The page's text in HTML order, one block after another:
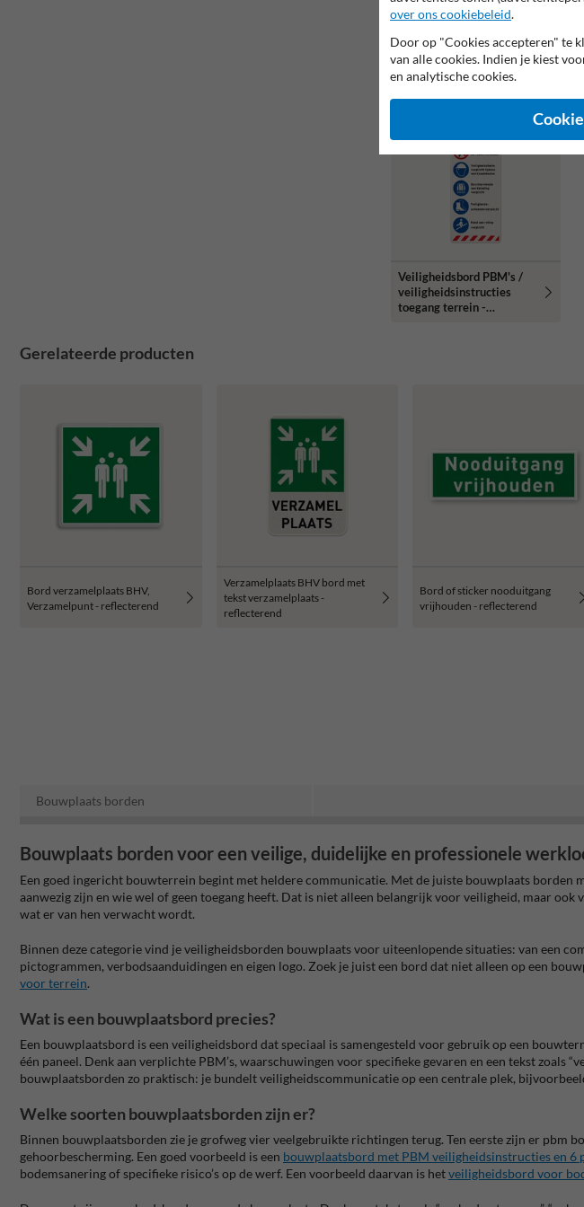
PBM en 6 pictogrammen
Veiligheidsbord PBM's /
veiligheidsinstructies
toegang terrein -
Gerelateerde producten
Bord verzamelplaats BHV,
Verzamelpunt - reflecterend
Verzamelplaats BHV bord met
tekst verzamelplaats -
reflecterend
Bord of sticker nooduitgang
vrijhouden - reflecterend
Bouwplaats borden
Bouwplaats borden voor een veilige, duidelijke en professionele
Een goed ingericht bouwterrein begint met heldere communicatie. Met de juiste bouwplaats
aanwezig zijn en wie wel of geen toegang heeft. Dat is niet alleen belangrijk voor veiligheid, maar
wat er van hen verwacht wordt.
Binnen deze categorie vind je veiligheidsborden bouwplaats voor uiteenlopende situaties: van een
pictogrammen, verbodsaanduidingen en eigen logo. Zoek je juist een bord dat niet alleen op een
voor terrein.
Wat is een bouwplaatsbord precies?
Een bouwplaatsbord is een veiligheidsbord dat speciaal is samengesteld voor gebruik op een
één paneel. Denk aan verplichte PBM’s, waarschuwingen voor specifieke gevaren en een tekst zoals
bouwplaatsborden zo praktisch: je bundelt veiligheidscommunicatie op een centrale plek,
Welke soorten bouwplaatsborden zijn er?
Binnen bouwplaatsborden zie je grofweg vier veelgebruikte richtingen terug. Ten eerste zijn er pbm
gehoorbescherming. Een goed voorbeeld is een bouwplaatsbord met PBM veiligheidsinstructies en 6
bodemsanering of specifieke risico’s op de werf. Een voorbeeld daarvan is hetveiligheidsbord voor
over ons cookiebeleid.
Door op "Cookies accepteren" te
van alle cookies. Indien je kiest
en analytische cookies.